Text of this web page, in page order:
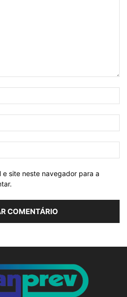
e site neste navegador para a